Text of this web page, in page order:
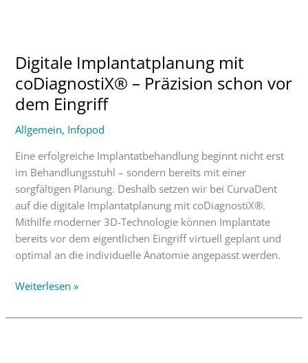
Digitale Implantatplanung mit
coDiagnostiX® – Präzision schon vor
dem Eingriff
Allgemein, Infopod
Eine erfolgreiche Implantatbehandlung beginnt nicht erst
im Behandlungsstuhl – sondern bereits mit einer
sorgfältigen Planung. Deshalb setzen wir bei CurvaDent
auf die digitale Implantatplanung mit coDiagnostiX®.
Mithilfe moderner 3D-Technologie können Implantate
bereits vor dem eigentlichen Eingriff virtuell geplant und
optimal an die individuelle Anatomie angepasst werden.
mit
coDiagnostiX®
Präzision
schon
dem
Eingriff
Weiterlesen »